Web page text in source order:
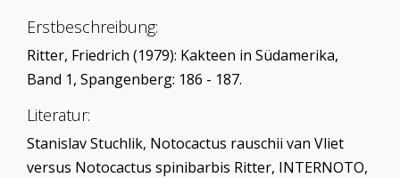
Erstbeschreibung:
Ritter, Friedrich (1979): Kakteen in Südamerika,
Band 1, Spangenberg: 186 - 187.
Literatur:
Stanislav Stuchlik, Notocactus rauschii van Vliet
versus Notocactus spinibarbis Ritter, INTERNOTO,